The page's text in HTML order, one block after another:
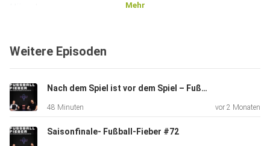
Mehr
Weitere Episoden
Nach dem Spiel ist vor dem Spiel – Fußball-Fieber #73
48 Minuten vor 2 Monaten
Saisonfinale- Fußball-Fieber #72